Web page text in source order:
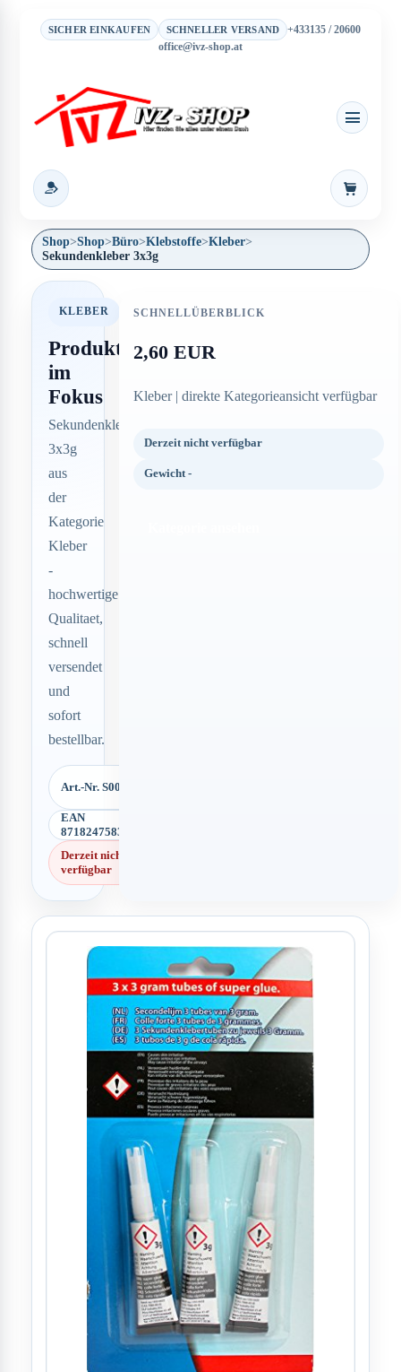
SICHER EINKAUFEN SCHNELLER VERSAND
+433135 / 20600
office@ivz-shop.at
Shop>Shop>Büro>Klebstoffe>Kleber>
Sekundenkleber 3x3g
KLEBER
Produkt
im
Fokus
Sekundenkleber
3x3g
aus
der
Kategorie
Kleber
-
hochwertige
Qualitaet,
schnell
versendet
und
sofort
bestellbar.
Art.-Nr. S00234
EAN
8718247583454
Derzeit nicht
verfügbar
SCHNELLÜBERBLICK
2,60 EUR
Kleber | direkte Kategorieansicht verfügbar
Derzeit nicht verfügbar
Gewicht -